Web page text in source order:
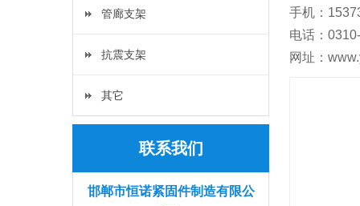
管廊支架
抗震支架
其它
联系我们
邯郸市恒诺紧固件制造有限公
手机：
电话：
网址：